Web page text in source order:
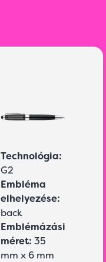
Technológia:
G2
Embléma
elhelyezése:
back
Emblémázási
méret: 35
mm x 6 mm